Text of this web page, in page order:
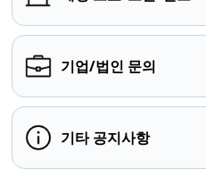
기업/법인 문의
기타 공지사항